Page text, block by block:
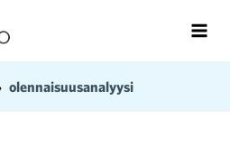
olennaisuusanalyysi